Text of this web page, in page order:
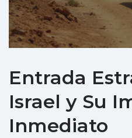
Entrada
Israel y Su
Inmediato